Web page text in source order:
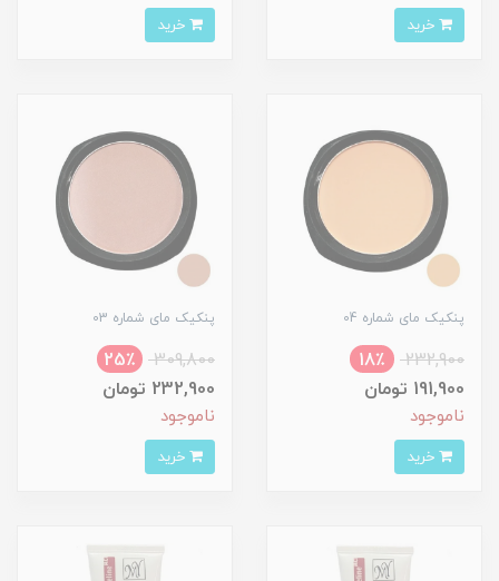
پنکیک مای شماره 04
232,900
18٪
191,900 تومان
ناموجود
پنکیک مای شماره 03
309,800
25٪
232,900 تومان
ناموجود